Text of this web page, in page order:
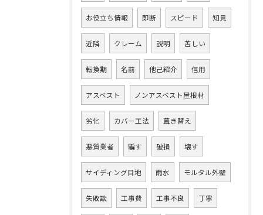
お役立ち情報 即断 スピード 知見
近隣 クレーム 説明 苦しい
転換期 名前 他己紹介 信用
アスベスト ノンアスベスト屋根材
劣化 カバー工法 葺き替え
悪質業者 騙す 破損 壊す
サイディング目地 雨水 モルタル外壁
失敗談 工事費 工事不良 丁寧